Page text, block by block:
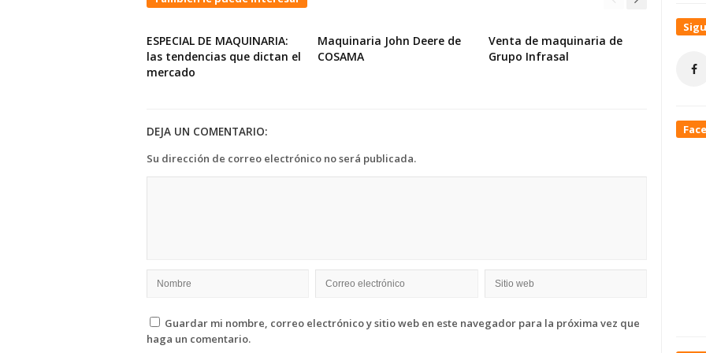
ESPECIAL DE MAQUINARIA:
las tendencias que dictan el
mercado
Maquinaria John Deere de
COSAMA
Venta de maquinaria de
Grupo Infrasal
DEJA UN COMENTARIO:
Su dirección de correo electrónico no será publicada.
Guardar mi nombre, correo electrónico y sitio web en este navegador para la próxima vez que
haga un comentario.